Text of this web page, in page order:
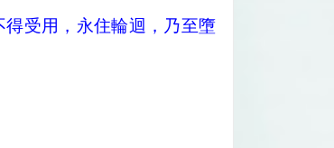
受用，永住輪迴，乃至墮